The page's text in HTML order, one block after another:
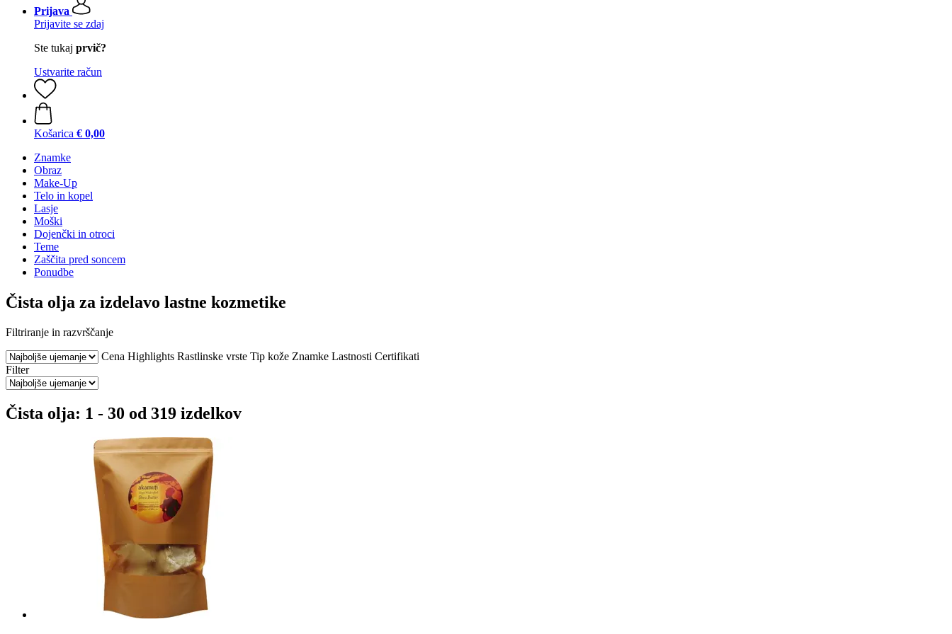
Prijava
Prijavite se zdaj
Ste tukaj prvič?
Ustvarite račun
Košarica € 0,00
Znamke
Obraz
Make-Up
Telo in kopel
Lasje
Moški
Dojenčki in otroci
Teme
Zaščita pred soncem
Ponudbe
Čista olja za izdelavo lastne kozmetike
Filtriranje in razvrščanje
Cena Highlights Rastlinske vrste Tip kože Znamke Lastnosti Certifikati
Filter
Čista olja: 1 - 30 od 319 izdelkov